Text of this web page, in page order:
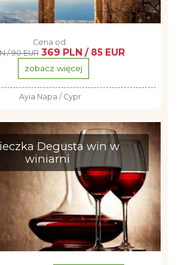
Cena od:
/ 90 EUR 369 PLN / 85 EUR
zobacz więcej
Ayia Napa / Cypr
Degusta win w
winiarni